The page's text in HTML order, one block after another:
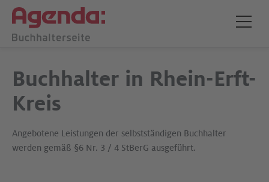
Buchhalter in Rhein-Erft-
Kreis
Angebotene Leistungen der selbstständigen Buchhalter
werden gemäß §6 Nr. 3 / 4 StBerG ausgeführt.